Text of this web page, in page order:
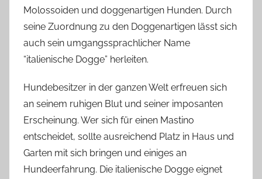
Molossoiden und doggenartigen Hunden. Durch
seine Zuordnung zu den Doggenartigen lässt sich
auch sein umgangssprachlicher Name
“italienische Dogge” herleiten.
Hundebesitzer in der ganzen Welt erfreuen sich
an seinem ruhigen Blut und seiner imposanten
Erscheinung. Wer sich für einen Mastino
entscheidet, sollte ausreichend Platz in Haus und
Garten mit sich bringen und einiges an
Hundeerfahrung. Die italienische Dogge eignet